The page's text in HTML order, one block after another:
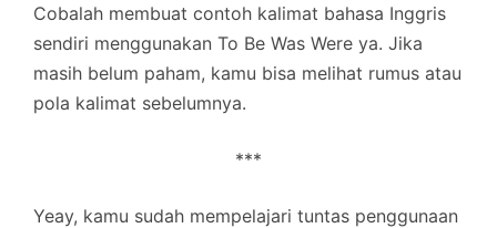
Cobalah membuat contoh kalimat bahasa Inggris
sendiri menggunakan To Be Was Were ya. Jika
masih belum paham, kamu bisa melihat rumus atau
pola kalimat sebelumnya.
***
Yeay, kamu sudah mempelajari tuntas penggunaan